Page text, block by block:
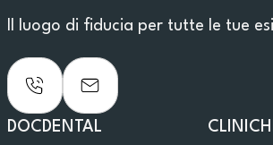
Il luogo di fiducia per tutte le tue
DOCDENTAL